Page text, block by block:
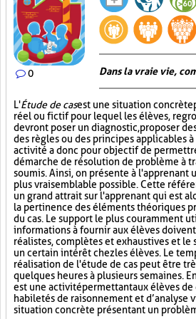
0 Dans la vraie vie,
L'Étude de casest une situation concrète
réel ou fictif pour lequel les élèves,
devront poser un diagnostic, proposer
des règles ou des principes applicables
activité a donc pour objectif de
démarche de résolution de problème à
soumis. Ainsi, on présente à l'apprenant
plus vraisemblable possible. Cette
un grand attrait sur l'apprenant qui est
la pertinence des éléments théoriques
du cas. Le support le plus couramment
informations à fournir aux élèves
réalistes, complètes et exhaustives et
un certain intérêt chez les élèves. Le
réalisation de l'étude de cas peut être
quelques heures à plusieurs semaines.
est une activité permettant aux élèves
habiletés de raisonnement et d’analyse
situation concrète présentant un